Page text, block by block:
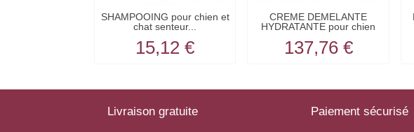
SHAMPOOING pour chien et
chat senteur...
15,12 €
CREME DEMELANTE
HYDRATANTE pour chien
137,76 €
Livraison gratuite Paiement sécurisé